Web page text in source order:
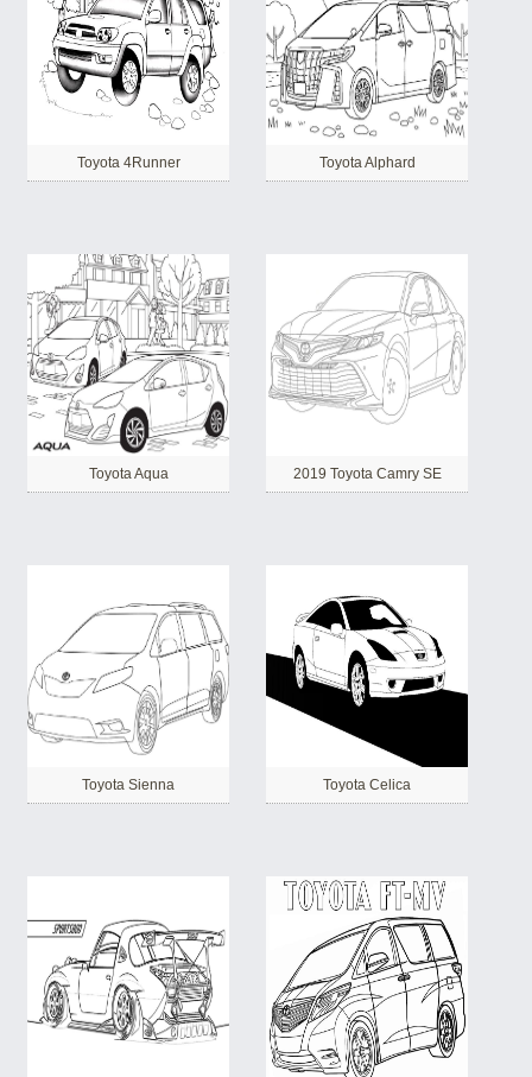
Toyota 4Runner Toyota Alphard
Toyota Aqua 2019 Toyota Camry SE
Toyota Sienna Toyota Celica